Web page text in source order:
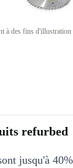
à des fins d'illustration
refurbed
jusqu'à